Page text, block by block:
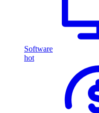
Software
hot